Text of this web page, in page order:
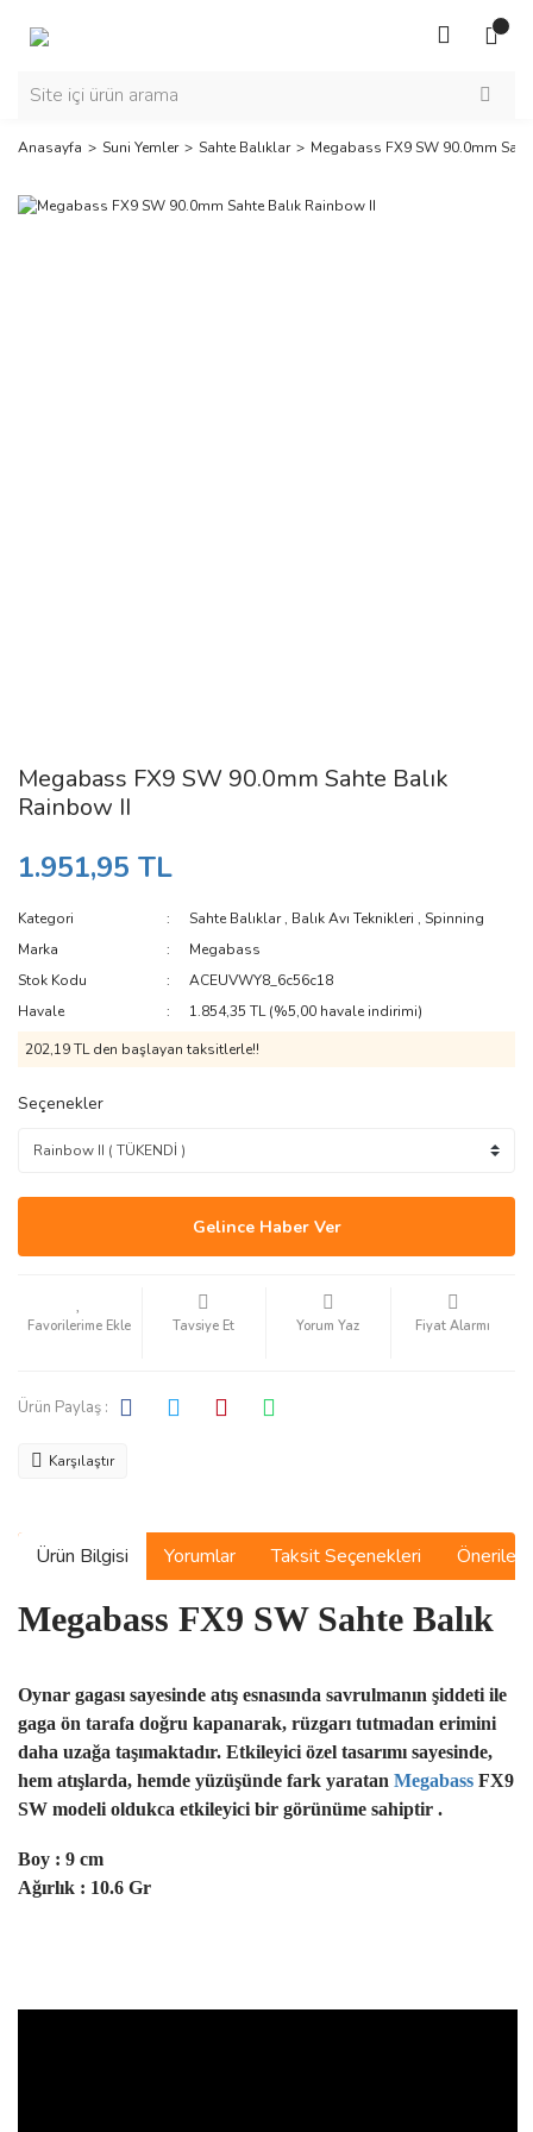
Anasayfa Suni Yemler Sahte Balıklar Megabass FX9 SW 90.0mm
Megabass FX9 SW 90.0mm Sahte Balık
Rainbow II
1.951,95 TL
Kategori Sahte Balıklar, Balık Avı Teknikleri ,Spinning
Marka
Megabass
Stok Kodu
ACEUVWY8_6c56c18
Havale
1.854,35 TL (%5,00 havale indirimi)
202,19 TL den başlayan taksitlerle!!
Seçenekler
Gelince Haber Ver
Tavsiye Et Yorum Yaz Fiyat Alarmı
Ürün Paylaş :
Karşılaştır
Ürün Bilgisi Yorumlar Taksit Seçenekleri
Megabass FX9 SW Sahte Balık
Oynar gagası sayesinde atış esnasında savrulmanın şiddeti ile
gaga ön tarafa doğru kapanarak, rüzgarı tutmadan erimini
daha uzağa taşımaktadır. Etkileyici özel tasarımı sayesinde,
hem atışlarda, hemde yüzüşünde fark yaratan Megabass FX9
SW modeli oldukca etkileyici bir görünüme sahiptir .
Boy : 9 cm
Ağırlık : 10.6 Gr